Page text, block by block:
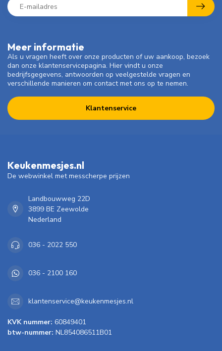
Meer informatie
Als u vragen heeft over onze producten of uw aankoop, bezoek
dan onze klantenservicepagina. Hier vindt u onze
bedrijfsgegevens, antwoorden op veelgestelde vragen en
verschillende manieren om contact met ons op te nemen.
Klantenservice
Keukenmesjes.nl
De webwinkel met messcherpe prijzen
Landbouwweg 22D
3899 BE Zeewolde
Nederland
036 - 2022 550
036 - 2100 160
klantenservice@keukenmesjes.nl
KVK nummer: 60849401
btw-nummer: NL854086511B01